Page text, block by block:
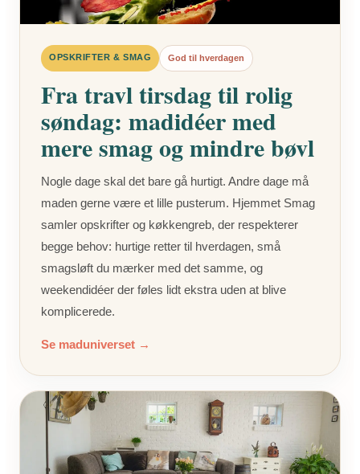
OPSKRIFTER & SMAG God til hverdagen
Fra travl tirsdag til rolig
søndag: madidéer med
mere smag og mindre bøvl
Nogle dage skal det bare gå hurtigt. Andre dage må
maden gerne være et lille pusterum. Hjemmet Smag
samler opskrifter og køkkengreb, der respekterer
begge behov: hurtige retter til hverdagen, små
smagsløft du mærker med det samme, og
weekendidéer der føles lidt ekstra uden at blive
komplicerede.
Se maduniverset →